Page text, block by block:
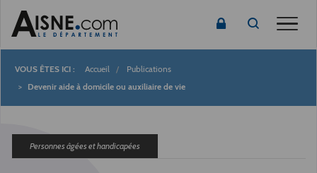
Fil
Accueil
Publications
Devenir aide à domicile ou auxiliaire de vie
Personnes âgées et handicapées